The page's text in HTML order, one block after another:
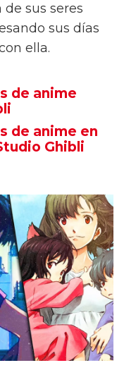
de sus seres
sus días
ella.
de anime
de anime en
Ghibli